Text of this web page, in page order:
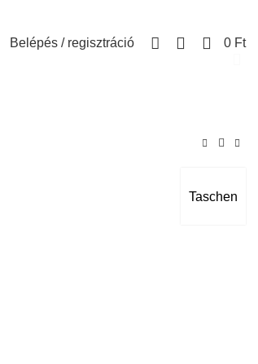
Belépés / regisztráció 0 Ft
Taschen